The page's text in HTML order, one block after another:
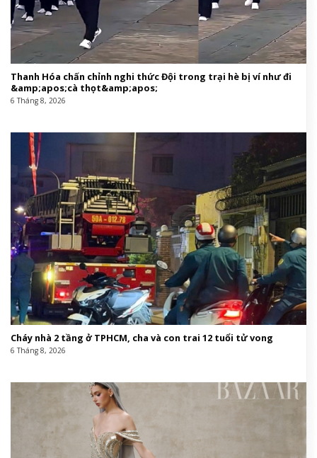
Thanh Hóa chấn chỉnh nghi thức Đội trong trại hè bị ví như đi
&amp;apos;cà thọt&amp;apos;
6 Tháng 8, 2026
Cháy nhà 2 tầng ở TPHCM, cha và con trai 12 tuổi tử vong
6 Tháng 8, 2026